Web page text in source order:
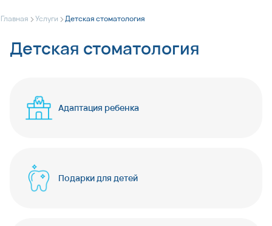
Главная >Услуги >Детская стоматология
Детская стоматология
Адаптация ребенка
Подарки для детей